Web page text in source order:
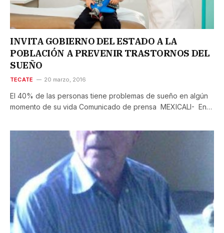
INVITA GOBIERNO DEL ESTADO A LA
POBLACIÓN A PREVENIR TRASTORNOS DEL
SUEÑO
TECATE 20 marzo, 2016
El 40% de las personas tiene problemas de sueño en algún
momento de su vida Comunicado de prensa MEXICALI- En…